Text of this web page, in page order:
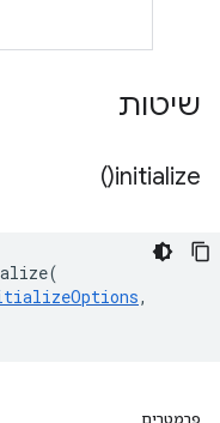
שיטות
initialize(
)
(
,
פרמטרים